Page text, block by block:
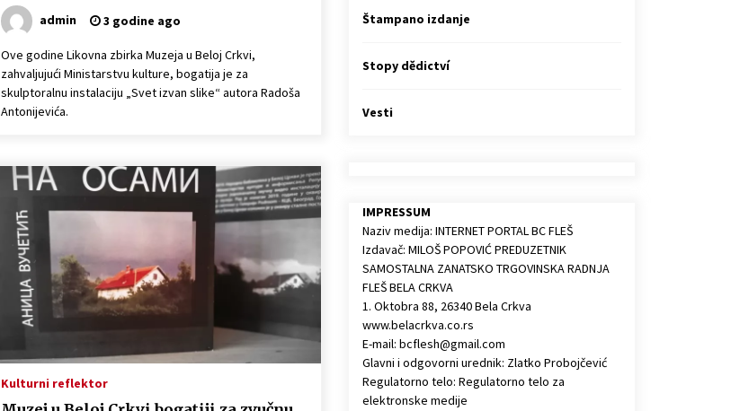
admin 3 godine ago
Ove godine Likovna zbirka Muzeja u Beloj Crkvi,
zahvaljujući Ministarstvu kulture, bogatija je za
skulptoralnu instalaciju „Svet izvan slike“ autora Radoša
Antonijevića.
Kulturni reflektor
Štampano izdanje
Stopy dědictví
Vesti
IMPRESSUM
Naziv medija: INTERNET PORTAL BC FLEŠ
Izdavač: MILOŠ POPOVIĆ PREDUZETNIK
SAMOSTALNA ZANATSKO TRGOVINSKA RADNJA
FLEŠ BELA CRKVA
1. Oktobra 88, 26340 Bela Crkva
www.belacrkva.co.rs
E-mail: bcflesh@gmail.com
Glavni i odgovorni urednik: Zlatko Probojčević
Regulatorno telo: Regulatorno telo za
elektronske medije